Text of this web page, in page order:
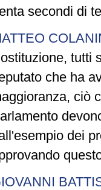
secondi di
tutti
che ha
ciò
dei